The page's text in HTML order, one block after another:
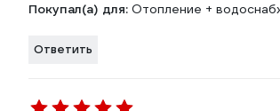
Покупал(а) для: Отопление +
Ответить